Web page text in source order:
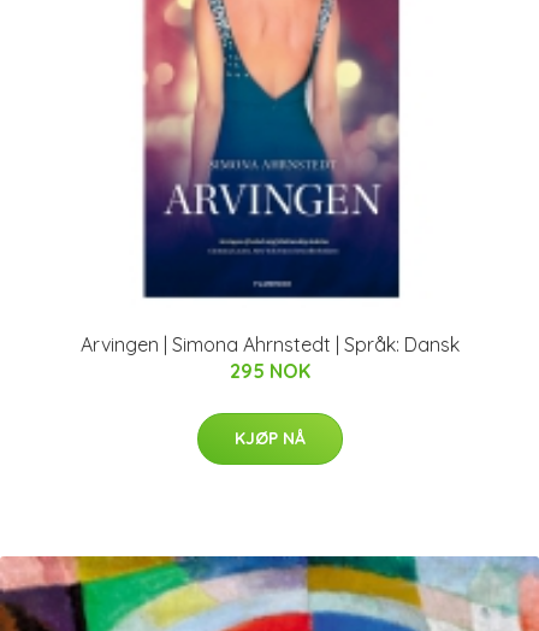
Arvingen | Simona Ahrnstedt | Språk: Dansk
295 NOK
KJØP NÅ